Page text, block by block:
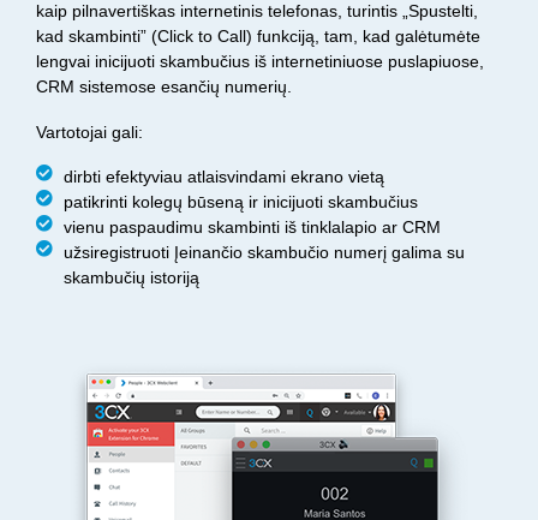
kaip pilnavertiškas internetinis telefonas, turintis „Spustelti,
kad skambinti” (Click to Call) funkciją, tam, kad galėtumėte
lengvai inicijuoti skambučius iš internetiniuose puslapiuose,
CRM sistemose esančių numerių.
Vartotojai gali:
dirbti efektyviau atlaisvindami ekrano vietą
patikrinti kolegų būseną ir inicijuoti skambučius
vienu paspaudimu skambinti iš tinklalapio ar CRM
užsiregistruoti Įeinančio skambučio numerį galima su
skambučių istoriją